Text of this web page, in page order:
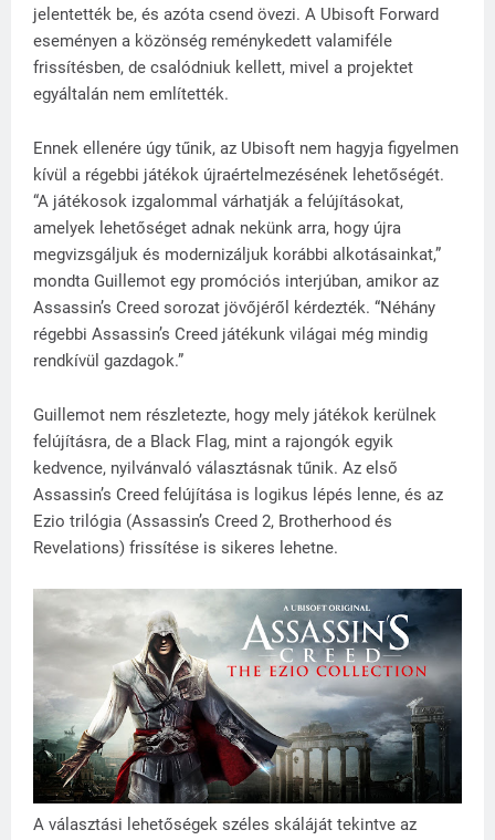
jelentették be, és azóta csend övezi. A Ubisoft Forward
eseményen a közönség reménykedett valamiféle
frissítésben, de csalódniuk kellett, mivel a projektet
egyáltalán nem említették.
Ennek ellenére úgy tűnik, az Ubisoft nem hagyja figyelmen
kívül a régebbi játékok újraértelmezésének lehetőségét.
“A játékosok izgalommal várhatják a felújításokat,
amelyek lehetőséget adnak nekünk arra, hogy újra
megvizsgáljuk és modernizáljuk korábbi alkotásainkat,”
mondta Guillemot egy promóciós interjúban, amikor az
Assassin’s Creed sorozat jövőjéről kérdezték. “Néhány
régebbi Assassin’s Creed játékunk világai még mindig
rendkívül gazdagok.”
Guillemot nem részletezte, hogy mely játékok kerülnek
felújításra, de a Black Flag, mint a rajongók egyik
kedvence, nyilvánvaló választásnak tűnik. Az első
Assassin’s Creed felújítása is logikus lépés lenne, és az
Ezio trilógia (Assassin’s Creed 2, Brotherhood és
Revelations) frissítése is sikeres lehetne.
A választási lehetőségek széles skáláját tekintve az